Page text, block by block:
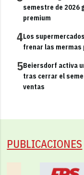
semestre de 2026
premium
4Los
frenar las mermas
5Beiersdorf activa
tras cerrar el
ventas
PUBLICACIONES